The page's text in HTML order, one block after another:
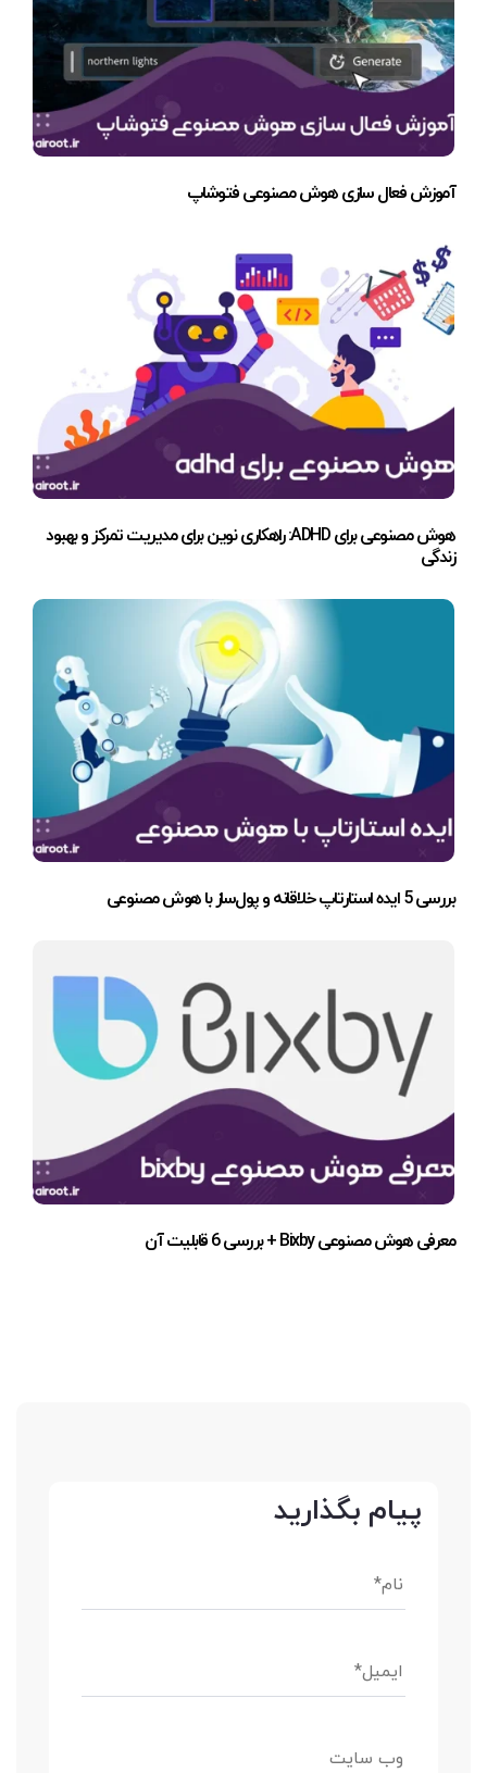
آموزش فعال سازی هوش مصنوعی فتوشاپ
هوش مصنوعی برای ADHD: راهکاری نوین برای مدیریت تمرکز و بهبود
زندگی
بررسی 5 ایده استارتاپ خلاقانه و پول‌ساز با هوش مصنوعی
معرفی هوش مصنوعی Bixby + بررسی 6 قابلیت آن
پیام بگذارید